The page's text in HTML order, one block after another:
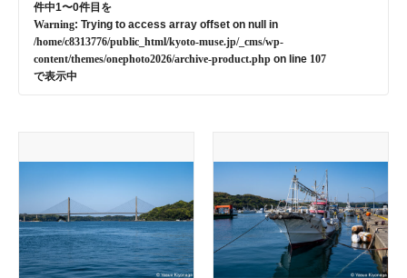
件中1〜0件目を
Warning: Trying to access array offset on null in
/home/c8313776/public_html/kyoto-muse.jp/_cms/wp-
content/themes/onephoto2026/archive-product.php on line 107
で表示中